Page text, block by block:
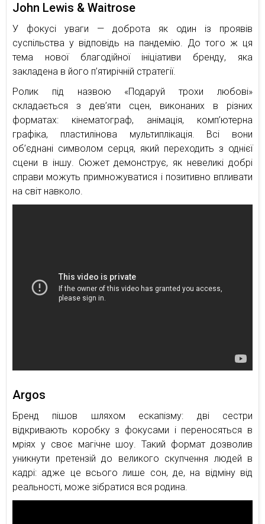
John Lewis & Waitrose
У фокусі уваги — доброта як один із проявів
суспільства у відповідь на пандемію. До того ж ця
тема нової благодійної ініціативи бренду, яка
закладена в його п’ятирічній стратегії.
Ролик під назвою «Подаруй трохи любові»
складається з дев’яти сцен, виконаних в різних
форматах: кінематограф, анімація, комп’ютерна
графіка, пластилінова мультиплікація. Всі вони
об’єднані символом серця, який переходить з однієї
сцени в іншу. Сюжет демонструє, як невеликі добрі
справи можуть примножуватися і позитивно впливати
на світ навколо.
Argos
Бренд пішов шляхом ескапізму: дві сестри
відкривають коробку з фокусами і переносяться в
мріях у своє магічне шоу. Такий формат дозволив
уникнути претензій до великого скупчення людей в
кадрі: адже це всього лише сон, де, на відміну від
реальності, може зібратися вся родина.